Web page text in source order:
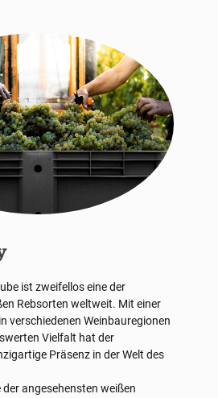
ist zweifellos eine der
Rebsorten weltweit. Mit einer
verschiedenen Weinbauregionen
Vielfalt hat der
Präsenz in der Welt des
angesehensten weißen